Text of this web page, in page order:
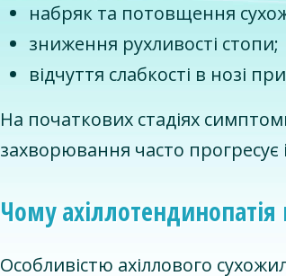
набряк та потовщення
зниження рухливості стопи;
відчуття слабкості в нозі
На початкових стадіях
захворювання часто прогресує
Чому
Особливістю ахіллового